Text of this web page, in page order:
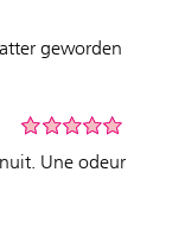
geworden
Une odeur